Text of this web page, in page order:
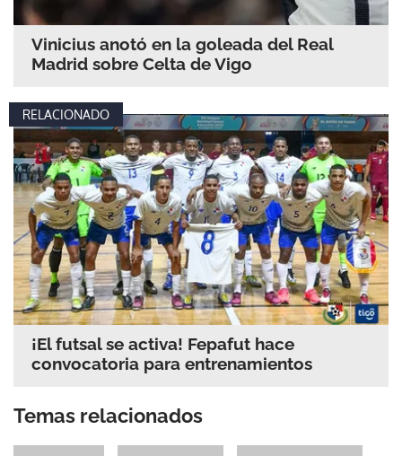
Vinicius anotó en la goleada del Real
Madrid sobre Celta de Vigo
RELACIONADO
¡El futsal se activa! Fepafut hace
convocatoria para entrenamientos
Temas relacionados